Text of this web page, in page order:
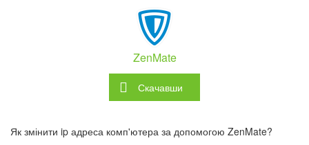
ZenMate
Скачавши
Як змінити ip адреса комп'ютера за допомогою ZenMate?